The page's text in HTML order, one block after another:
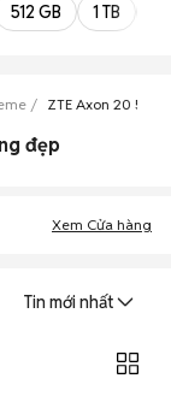
512 GB 1 TB
ZTE Axon 20 5G
đẹp
Xem Cửa hàng
Tin mới nhất